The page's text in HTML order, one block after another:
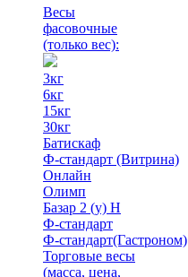
Весы
фасовочные
(только вес):
3кг
6кг
15кг
30кг
Батискаф
Ф-стандарт (Витрина)
Онлайн
Олимп
Базар 2 (у) Н
Ф-стандарт
Ф-стандарт(Гастроном)
Торговые весы
(масса, цена,